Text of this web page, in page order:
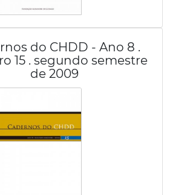
do CHDD - Ano 8 .
15 . segundo semestre
de 2009